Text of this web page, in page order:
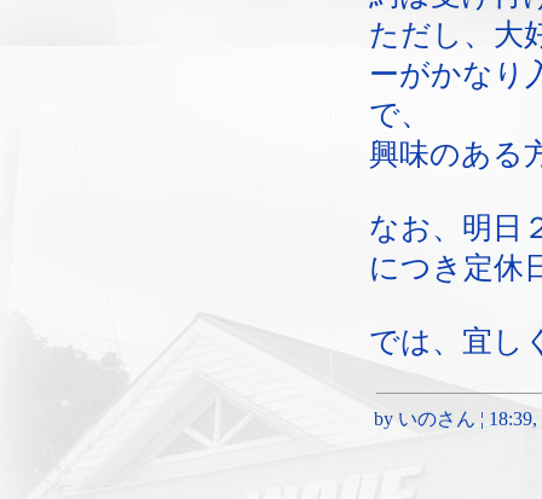
ただし、大
ーがかなり
で、
興味のある
なお、明日
につき定休
では、宜し
by いのさん ¦ 18:39,